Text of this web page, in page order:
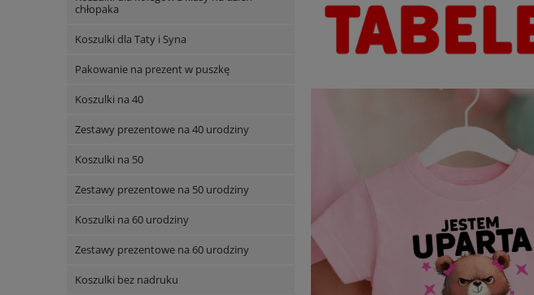
chłopaka
Koszulki dla Taty i Syna
Pakowanie na prezent w puszkę
Koszulki na 40
Zestawy prezentowe na 40 urodziny
Koszulki na 50
Zestawy prezentowe na 50 urodziny
Koszulki na 60 urodziny
Zestawy prezentowe na 60 urodziny
Koszulki bez nadruku